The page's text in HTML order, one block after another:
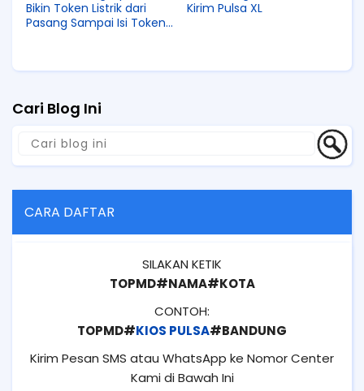
Bikin Token Listrik dari
Pasang Sampai Isi Token
Kirim Pulsa XL
Cari Blog Ini
CARA DAFTAR
SILAKAN KETIK
TOPMD#NAMA#KOTA
CONTOH:
TOPMD#KIOS PULSA#BANDUNG
Kirim Pesan SMS atau WhatsApp ke Nomor Center
Kami di Bawah Ini